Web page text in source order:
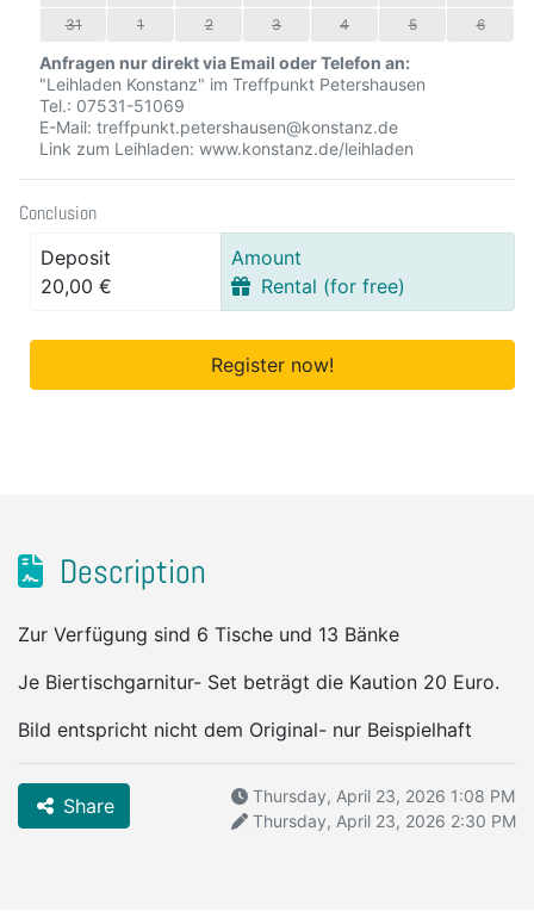
31
1 2 3 4 5 6
Anfragen nur direkt via Email oder Telefon an:
"Leihladen Konstanz" im Treffpunkt Petershausen
Tel.: 07531-51069
E-Mail: treffpunkt.petershausen@konstanz.de
Link zum Leihladen: www.konstanz.de/leihladen
Conclusion
Deposit
20,00 €
Amount
Rental (for free)
Register now!
Description
Zur Verfügung sind 6 Tische und 13 Bänke
Je Biertischgarnitur- Set beträgt die Kaution 20 Euro.
Bild entspricht nicht dem Original- nur Beispielhaft
Share
Thursday, April 23, 2026 1:08 PM
Thursday, April 23, 2026 2:30 PM